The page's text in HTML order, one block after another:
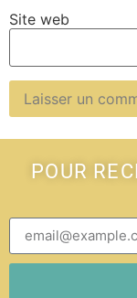
Site web
POUR